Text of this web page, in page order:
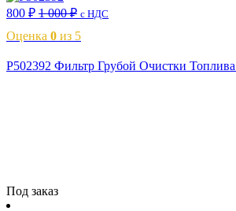
800 ₽ 1 000₽ с НДС
Оценка 0 из 5
P502392 Фильтр Грубой Очистки
Под заказ